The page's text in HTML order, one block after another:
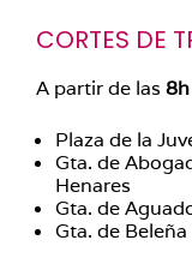
CORTES DE
A partir de las
Plaza de la
Gta. de
Henares
Gta. de
Gta. de